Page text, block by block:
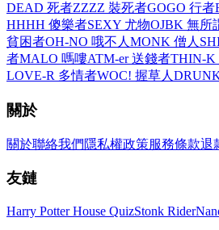
DEAD 死者ZZZZ 裝死者GOGO 行者
HHHH 傻樂者SEXY 尤物OJBK 無所
貧困者OH-NO 哦不人 MONK 僧人
者MALO 嗎嘍ATM-er 送錢者THIN-K
LOVE-R 多情者WOC! 握草人
關於
關於聯絡我們 隱私權政策服務條款退
友鏈
Harry Potter House QuizStonk Rider